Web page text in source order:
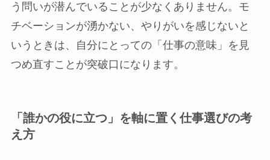
う問いが潜んでいることが少なくありません。モ
チベーションが湧かない、やりがいを感じないと
いうときは、自分にとっての「仕事の意味」を見
つめ直すことが突破口になります。
「誰かの役に立つ」を軸に置く仕事選びの考
え方